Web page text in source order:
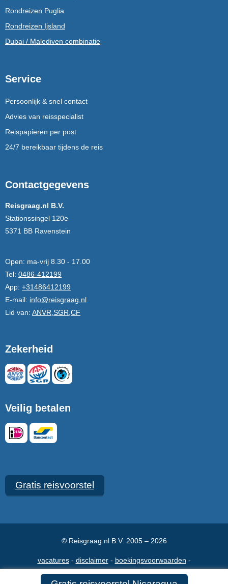
Rondreizen Puglia
Rondreizen Ijsland
Dubai / Malediven combinatie
Service
Persoonlijk & snel contact
Advies van reisspecialist
Reispapieren per post
24/7 bereikbaar tijdens de reis
Contactgegevens
Reisgraag.nl B.V.
Stationssingel 120e
5371 BB Ravenstein
Open: ma-vrij 8.30 - 17.00
Tel: 0486-412199
App: +31486412199
E-mail: info@reisgraag.nl
Lid van: ANVR,SGR,CF
Zekerheid
Veilig betalen
Gratis reisvoorstel
© Reisgraag.nl B.V. 2005 – 2026
vacatures disclaimer boekingsvoorwaarden
veelgestelde vragen over ons maak een afspraak